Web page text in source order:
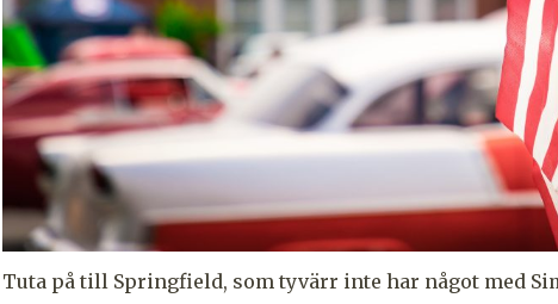
Tuta på till Springfield, som tyvärr inte har något med